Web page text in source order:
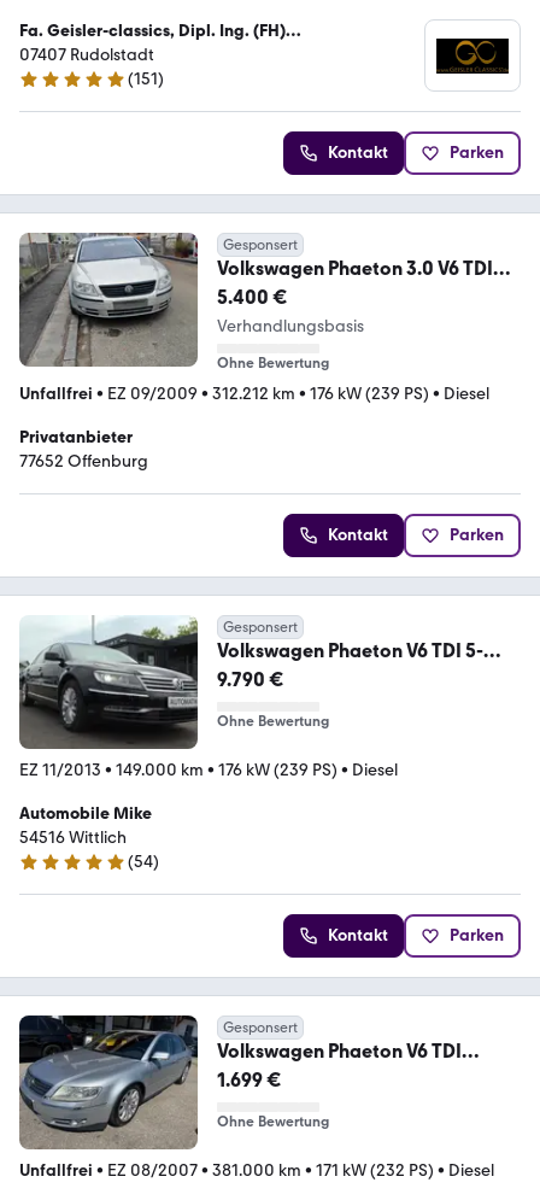
Fa. Geisler-classics, Dipl. Ing. (FH)
Kraftfahrzeugtechnik Enrico Geisler
07407 Rudolstadt
4.8 Sterne
(151)
Kontakt Parken
Gesponsert
Volkswagen Phaeton 3.0 V6 TDI
4MOTION Edition 6 Edition 6
5.400 €
Verhandlungsbasis
Ohne Bewertung
Unfallfrei • EZ 09/2009 • 312.212 km • 176 kW (239 PS) • Diesel
Privatanbieter
77652 Offenburg
Kontakt Parken
Gesponsert
Volkswagen Phaeton V6 TDI 5-
Sitzer 4Motion lang
9.790 €
Ohne Bewertung
EZ 11/2013 • 149.000 km • 176 kW (239 PS) • Diesel
Automobile Mike
54516 Wittlich
4.8 Sterne
(54)
Kontakt Parken
Gesponsert
Volkswagen Phaeton V6 TDI
4Motion
1.699 €
Ohne Bewertung
Unfallfrei • EZ 08/2007• 381.000 km • 171 kW (232 PS) • Diesel